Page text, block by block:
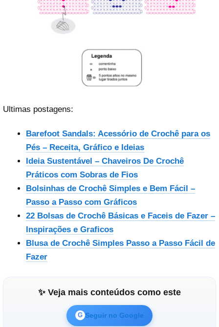
Ultimas postagens:
Barefoot Sandals: Acessório de Crochê para os
Pés – Receita, Gráfico e Ideias
Ideia Sustentável – Chaveiros De Crochê
Práticos com Sobras de Fios
Bolsinhas de Crochê Simples e Bem Fácil –
Passo a Passo com Gráficos
22 Bolsas de Crochê Básicas e Faceis de Fazer –
Inspirações e Graficos
Blusa de Crochê Simples Passo a Passo Fácil de
Fazer
✨ Veja mais conteúdos como este
G Seguir no Google